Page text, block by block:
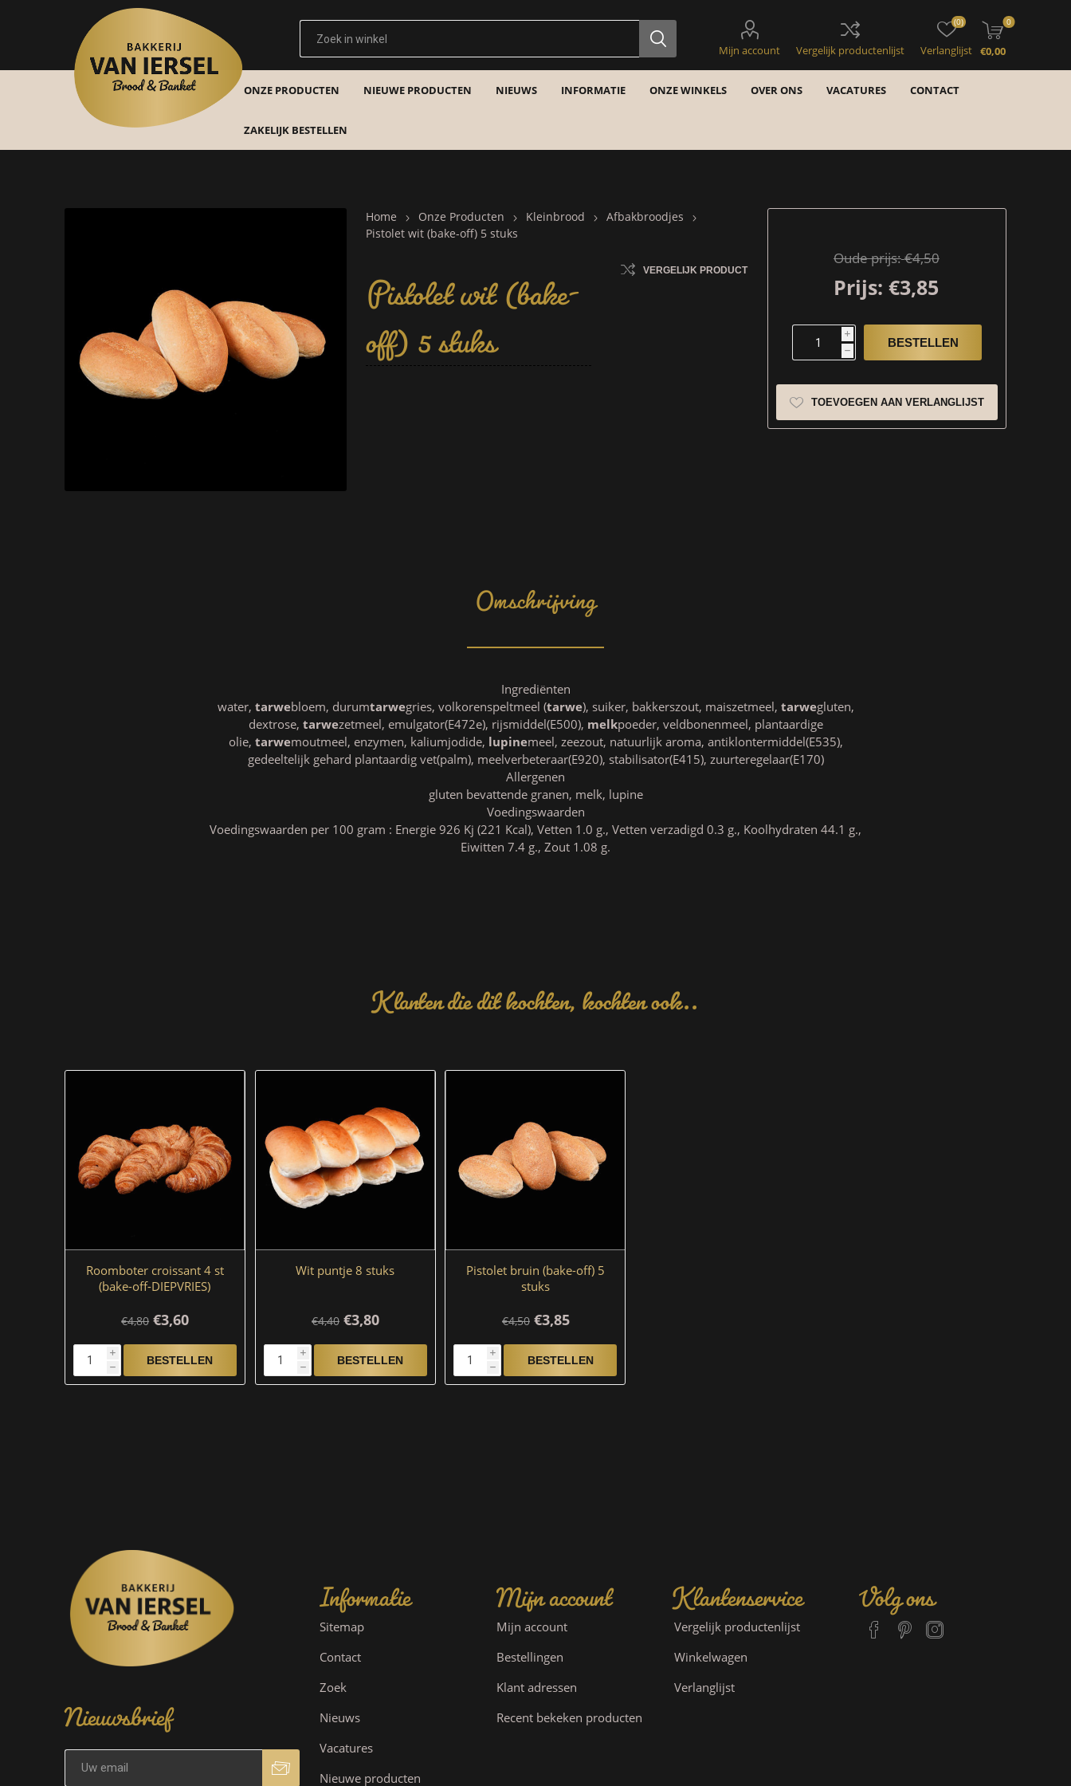
Mijn account Vergelijk productenlijst Verlanglijst
(0) 0
€0,00
ONZE PRODUCTEN NIEUWE PRODUCTEN NIEUWS INFORMATIE ONZE WINKELS OVER ONS VACATURES CONTACT
ZAKELIJK BESTELLEN
Home Onze Producten Kleinbrood
Afbakbroodjes
Pistolet wit (bake-off) 5 stuks
Pistolet wit (bake-
off) 5 stuks
VERGELIJK PRODUCT
Oude prijs:€4,50
Prijs: €3,85
i
h
TOEVOEGEN AAN VERLANGLIJST
Omschrijving
Ingrediënten
water, tarwebloem, durumtarwegries, volkorenspeltmeel (tarwe), suiker, bakkerszout, maiszetmeel, tarwegluten,
dextrose, tarwezetmeel, emulgator(E472e), rijsmiddel(E500), melkpoeder, veldbonenmeel, plantaardige
olie, tarwemoutmeel, enzymen, kaliumjodide, lupinemeel, zeezout, natuurlijk aroma, antiklontermiddel(E535),
gedeeltelijk gehard plantaardig vet(palm), meelverbeteraar(E920), stabilisator(E415), zuurteregelaar(E170)
Allergenen
gluten bevattende granen, melk, lupine
Voedingswaarden
Voedingswaarden per 100 gram : Energie 926 Kj (221 Kcal), Vetten 1.0 g., Vetten verzadigd 0.3 g., Koolhydraten 44.1 g.,
Eiwitten 7.4 g., Zout 1.08 g.
Klanten die dit kochten, kochten ook..
Roomboter croissant 4 st
(bake-off-DIEPVRIES)
€4,80 €3,60
i
h
Wit puntje 8 stuks
€4,40 €3,80
i
h
Pistolet bruin (bake-off) 5
stuks
€4,50 €3,85
i
h
Nieuwsbrief
Informatie
Sitemap
Contact
Zoek
Nieuws
Vacatures
Nieuwe producten
Mijn account
Mijn account
Bestellingen
Klant adressen
Recent bekeken producten
Klantenservice
Vergelijk productenlijst
Winkelwagen
Verlanglijst
Volg ons